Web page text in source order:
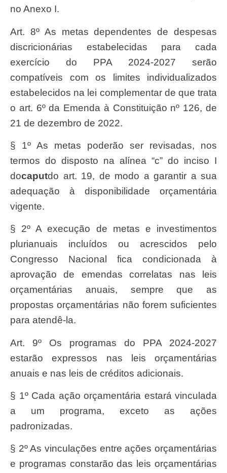
no Anexo I.
Art. 8º As metas dependentes de despesas
discricionárias estabelecidas para cada
exercício do PPA 2024-2027 serão
compatíveis com os limites individualizados
estabelecidos na lei complementar de que trata
o art. 6º da Emenda à Constituição nº 126, de
21 de dezembro de 2022.
§ 1º As metas poderão ser revisadas, nos
termos do disposto na alínea “c” do inciso I
do caputdo art. 19, de modo a garantir a sua
adequação à disponibilidade orçamentária
vigente.
§ 2º A execução de metas e investimentos
plurianuais incluídos ou acrescidos pelo
Congresso Nacional fica condicionada à
aprovação de emendas correlatas nas leis
orçamentárias anuais, sempre que as
propostas orçamentárias não forem suficientes
para atendê-la.
Art. 9º Os programas do PPA 2024-2027
estarão expressos nas leis orçamentárias
anuais e nas leis de créditos adicionais.
§ 1º Cada ação orçamentária estará vinculada
a um programa, exceto as ações
padronizadas.
§ 2º As vinculações entre ações orçamentárias
e programas constarão das leis orçamentárias